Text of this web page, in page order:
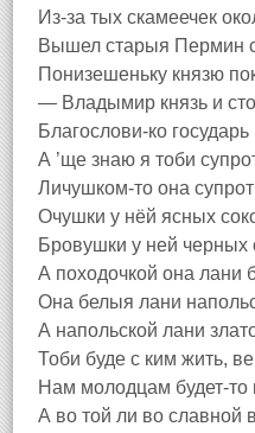
Из-за тых скамеечек
Вышел старыя Пермин
Понизешеньку князю
— Владымир князь и
Благослови-ко
А ’ще знаю я тоби
Личушком-то она
Очушки у нёй ясных
Бровушки у ней черных
А походочкой она лани
Она белыя лани
А напольской лани
Тоби буде с ким жить,
Нам молодцам будет-то
А во той ли во славной